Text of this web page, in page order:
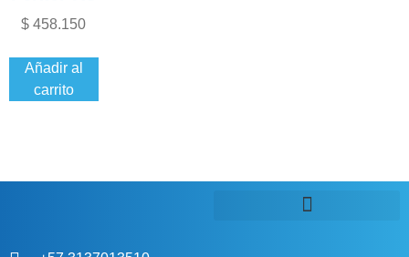
$ 458.150
Añadir al
carrito